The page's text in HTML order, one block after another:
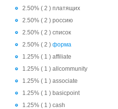
2.50% ( 2 ) платящих
2.50% ( 2 ) россию
2.50% ( 2 ) список
2.50% ( 2 ) форма
1.25% ( 1 ) affiliate
1.25% ( 1 ) allcommunity
1.25% ( 1 ) associate
1.25% ( 1 ) basicpoint
1.25% ( 1 ) cash